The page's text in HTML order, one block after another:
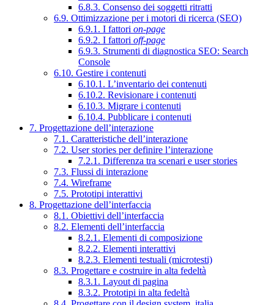
6.8.3. Consenso dei soggetti ritratti
6.9. Ottimizzazione per i motori di ricerca (SEO)
6.9.1. I fattori on-page
6.9.2. I fattori off-page
6.9.3. Strumenti di diagnostica SEO: Search
Console
6.10. Gestire i contenuti
6.10.1. L’inventario dei contenuti
6.10.2. Revisionare i contenuti
6.10.3. Migrare i contenuti
6.10.4. Pubblicare i contenuti
7. Progettazione dell’interazione
7.1. Caratteristiche dell’interazione
7.2. User stories per definire l’interazione
7.2.1. Differenza tra scenari e user stories
7.3. Flussi di interazione
7.4. Wireframe
7.5. Prototipi interattivi
8. Progettazione dell’interfaccia
8.1. Obiettivi dell’interfaccia
8.2. Elementi dell’interfaccia
8.2.1. Elementi di composizione
8.2.2. Elementi interattivi
8.2.3. Elementi testuali (microtesti)
8.3. Progettare e costruire in alta fedeltà
8.3.1. Layout di pagina
8.3.2. Prototipi in alta fedeltà